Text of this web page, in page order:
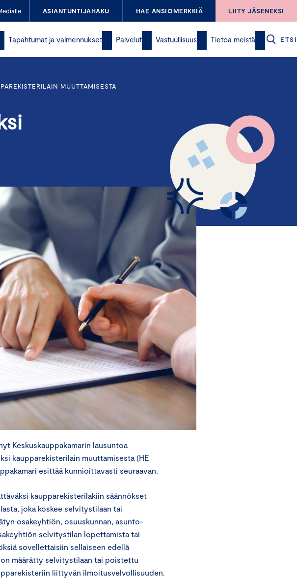
ASIANTUNTIJAHAKU HAE ANSIOMERKKIÄ LIITY JÄSENEKSI
Tapahtumat ja valmennukset Palvelut Vastuullisuus Tietoa meistä ETSI
MUUTTAMISESTA
Keskuskauppakamarin lausuntoa
kaupparekisterilain muuttamisesta (HE
esittää kunnioittavasti seuraavan.
kaupparekisterilakiin säännökset
joka koskee selvitystilaan tai
osakeyhtiön, osuuskunnan, asunto-
selvitystilan lopettamista tai
sovellettaisiin sellaiseen edellä
määrätty selvitystilaan tai poistettu
liittyvän ilmoitusvelvollisuuden.